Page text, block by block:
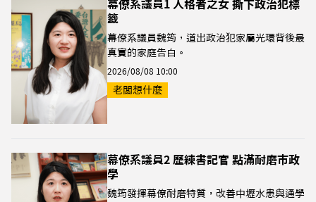
幕僚系議員1 人格者之女 撕下政治犯標
籤
幕僚系議員魏筠，道出政治犯家屬光環背後最
真實的家庭告白。
2026/08/08 10:00
老闆想什麼
幕僚系議員2 歷練書記官 點滿耐磨市政
學
魏筠發揮幕僚耐磨特質，改善中壢水患與通學